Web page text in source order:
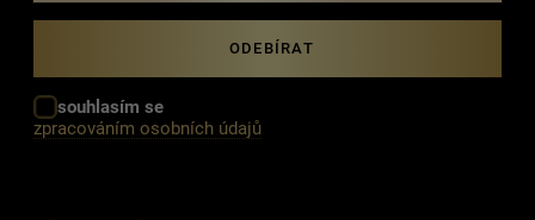
souhlasím se
zpracováním osobních údajů